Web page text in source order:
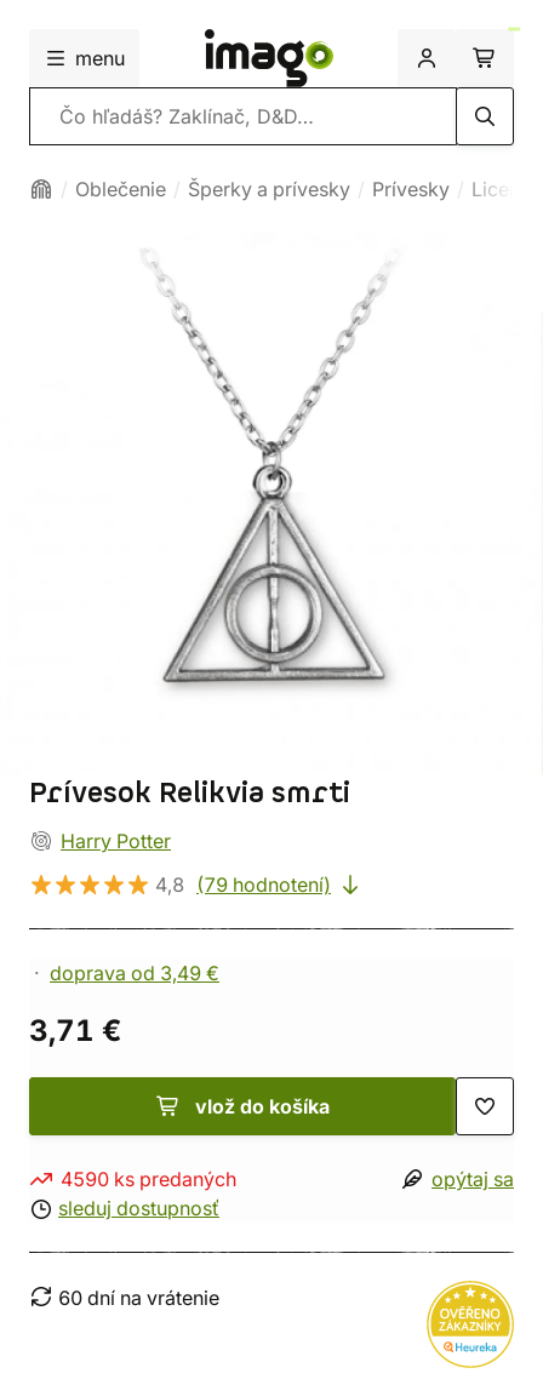
menu
Vyhľadávanie
Oblečenie Šperky a prívesky Prívesky
Prívesok Relikvia smrti
Harry Potter
4,8
(79 hodnotení)
doprava od 3,49 €
3,71 €
vlož do košíka
4590 ks predaných
sleduj dostupnosť
opýtaj sa
60 dní na vrátenie